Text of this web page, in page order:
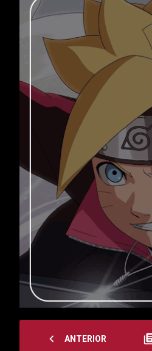
navigate_before ANTERIOR